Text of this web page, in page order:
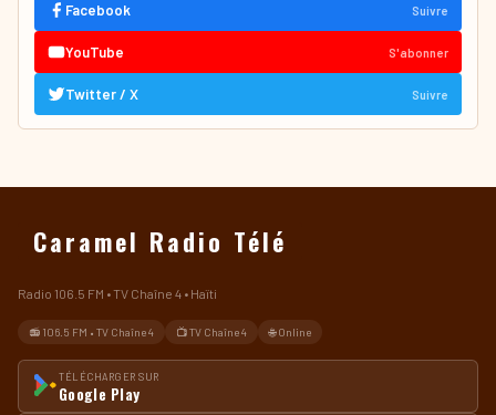
Facebook Suivre
YouTube S'abonner
Twitter / X Suivre
Caramel Radio Télé
Radio 106.5 FM • TV Chaîne 4 • Haïti
📻 106.5 FM • TV Chaîne 4 📺 TV Chaîne 4 🌐 Online
TÉLÉCHARGER SUR
Google Play